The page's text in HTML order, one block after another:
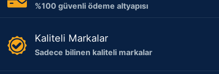
%100 güvenli ödeme altyapısı
Kaliteli Markalar
Sadece bilinen kaliteli markalar